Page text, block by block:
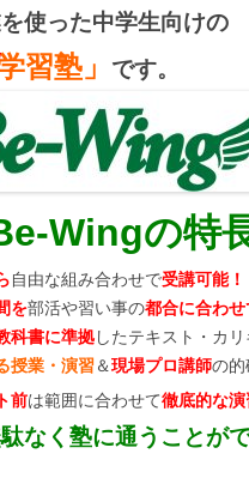
使った中学生向けの
習塾」 です。
Wingの特
自由な組み合わせで受講可能！
を部活や習い事の都合に合わせ
科書に準拠したテキスト・カリ
授業・演習＆現場プロ講師の的
前は範囲に合わせて徹底的な演
なく塾に通うことが